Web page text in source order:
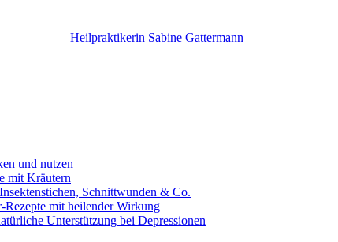
Heilpraktikerin Sabine Gattermann
und nutzen
mit Kräutern
Schnittwunden & Co.
mit heilender Wirkung
Unterstützung bei Depressionen